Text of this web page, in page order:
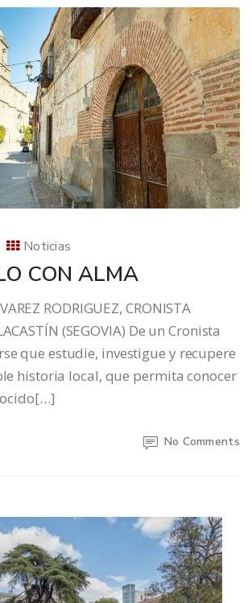
Noticias
CON ALMA
RODRIGUEZ, CRONISTA
(SEGOVIA) De un Cronista
que estudie, investigue y recupere
historia local, que permita conocer
No Comments